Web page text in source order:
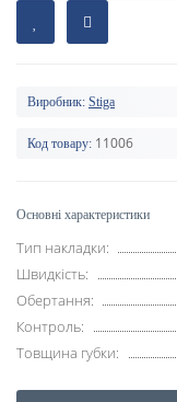
Виробник: Stiga
Код товару: 11006
Основні характеристики
Тип накладки:
Швидкість:
Обертання:
Контроль:
Товщина губки: